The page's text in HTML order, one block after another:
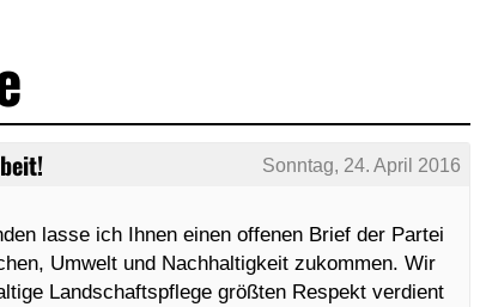
Sonntag, 24. April 2016
lasse ich Ihnen einen offenen Brief der Partei
Umwelt und Nachhaltigkeit zukommen. Wir
Landschaftspflege größten Respekt verdient